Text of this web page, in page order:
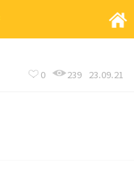
0 239 23.09.21